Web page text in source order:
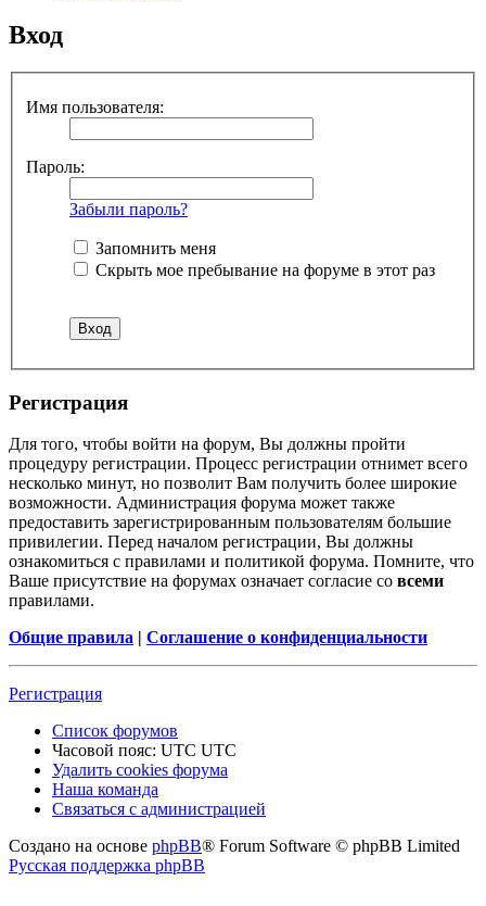
Вход
Имя пользователя:
Пароль:
Забыли пароль?
Запомнить меня
Скрыть мое пребывание на форуме в этот раз
Регистрация
Для того, чтобы войти на форум, Вы должны пройти
процедуру регистрации. Процесс регистрации отнимет всего
несколько минут, но позволит Вам получить более широкие
возможности. Администрация форума может также
предоставить зарегистрированным пользователям большие
привилегии. Перед началом регистрации, Вы должны
ознакомиться с правилами и политикой форума. Помните, что
Ваше присутствие на форумах означает согласие со всеми
правилами.
Общие правила | Соглашение о конфиденциальности
Регистрация
Список форумов
Часовой пояс: UTC UTC
Удалить cookies форума
Наша команда
Связаться с администрацией
Создано на основе phpBB® Forum Software © phpBB Limited
Русская поддержка phpBB